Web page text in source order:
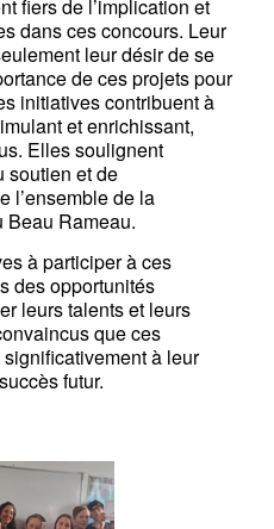
fiers de l’implication et
dans ces concours. Leur
leur désir de se
de ces projets pour
initiatives contribuent à
et enrichissant,
Elles soulignent
soutien et de
l’ensemble de la
Beau Rameau.
à participer à ces
des opportunités
leurs talents et leurs
que ces
à leur
futur.